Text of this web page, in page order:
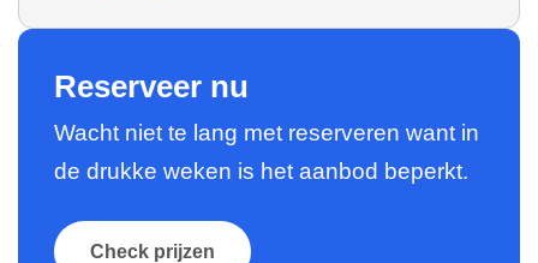
Reserveer nu
Wacht niet te lang met reserveren want in
de drukke weken is het aanbod beperkt.
Check prijzen